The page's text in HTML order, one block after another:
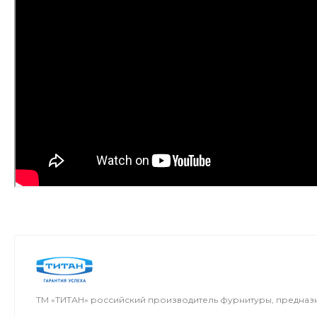
ТМ «ТИТАН» российский производитель фурнитуры,